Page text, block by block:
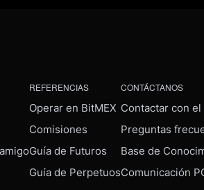
REFERENCIAS
Operar en BitMEX
Comisiones
Guía de Futuros
Guía de Perpetuos
CONTÁCTANOS
Contactar con
Preguntas
Base de
Comunicación